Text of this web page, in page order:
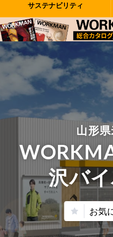
サステナビリティ
山形
沢バ
お気